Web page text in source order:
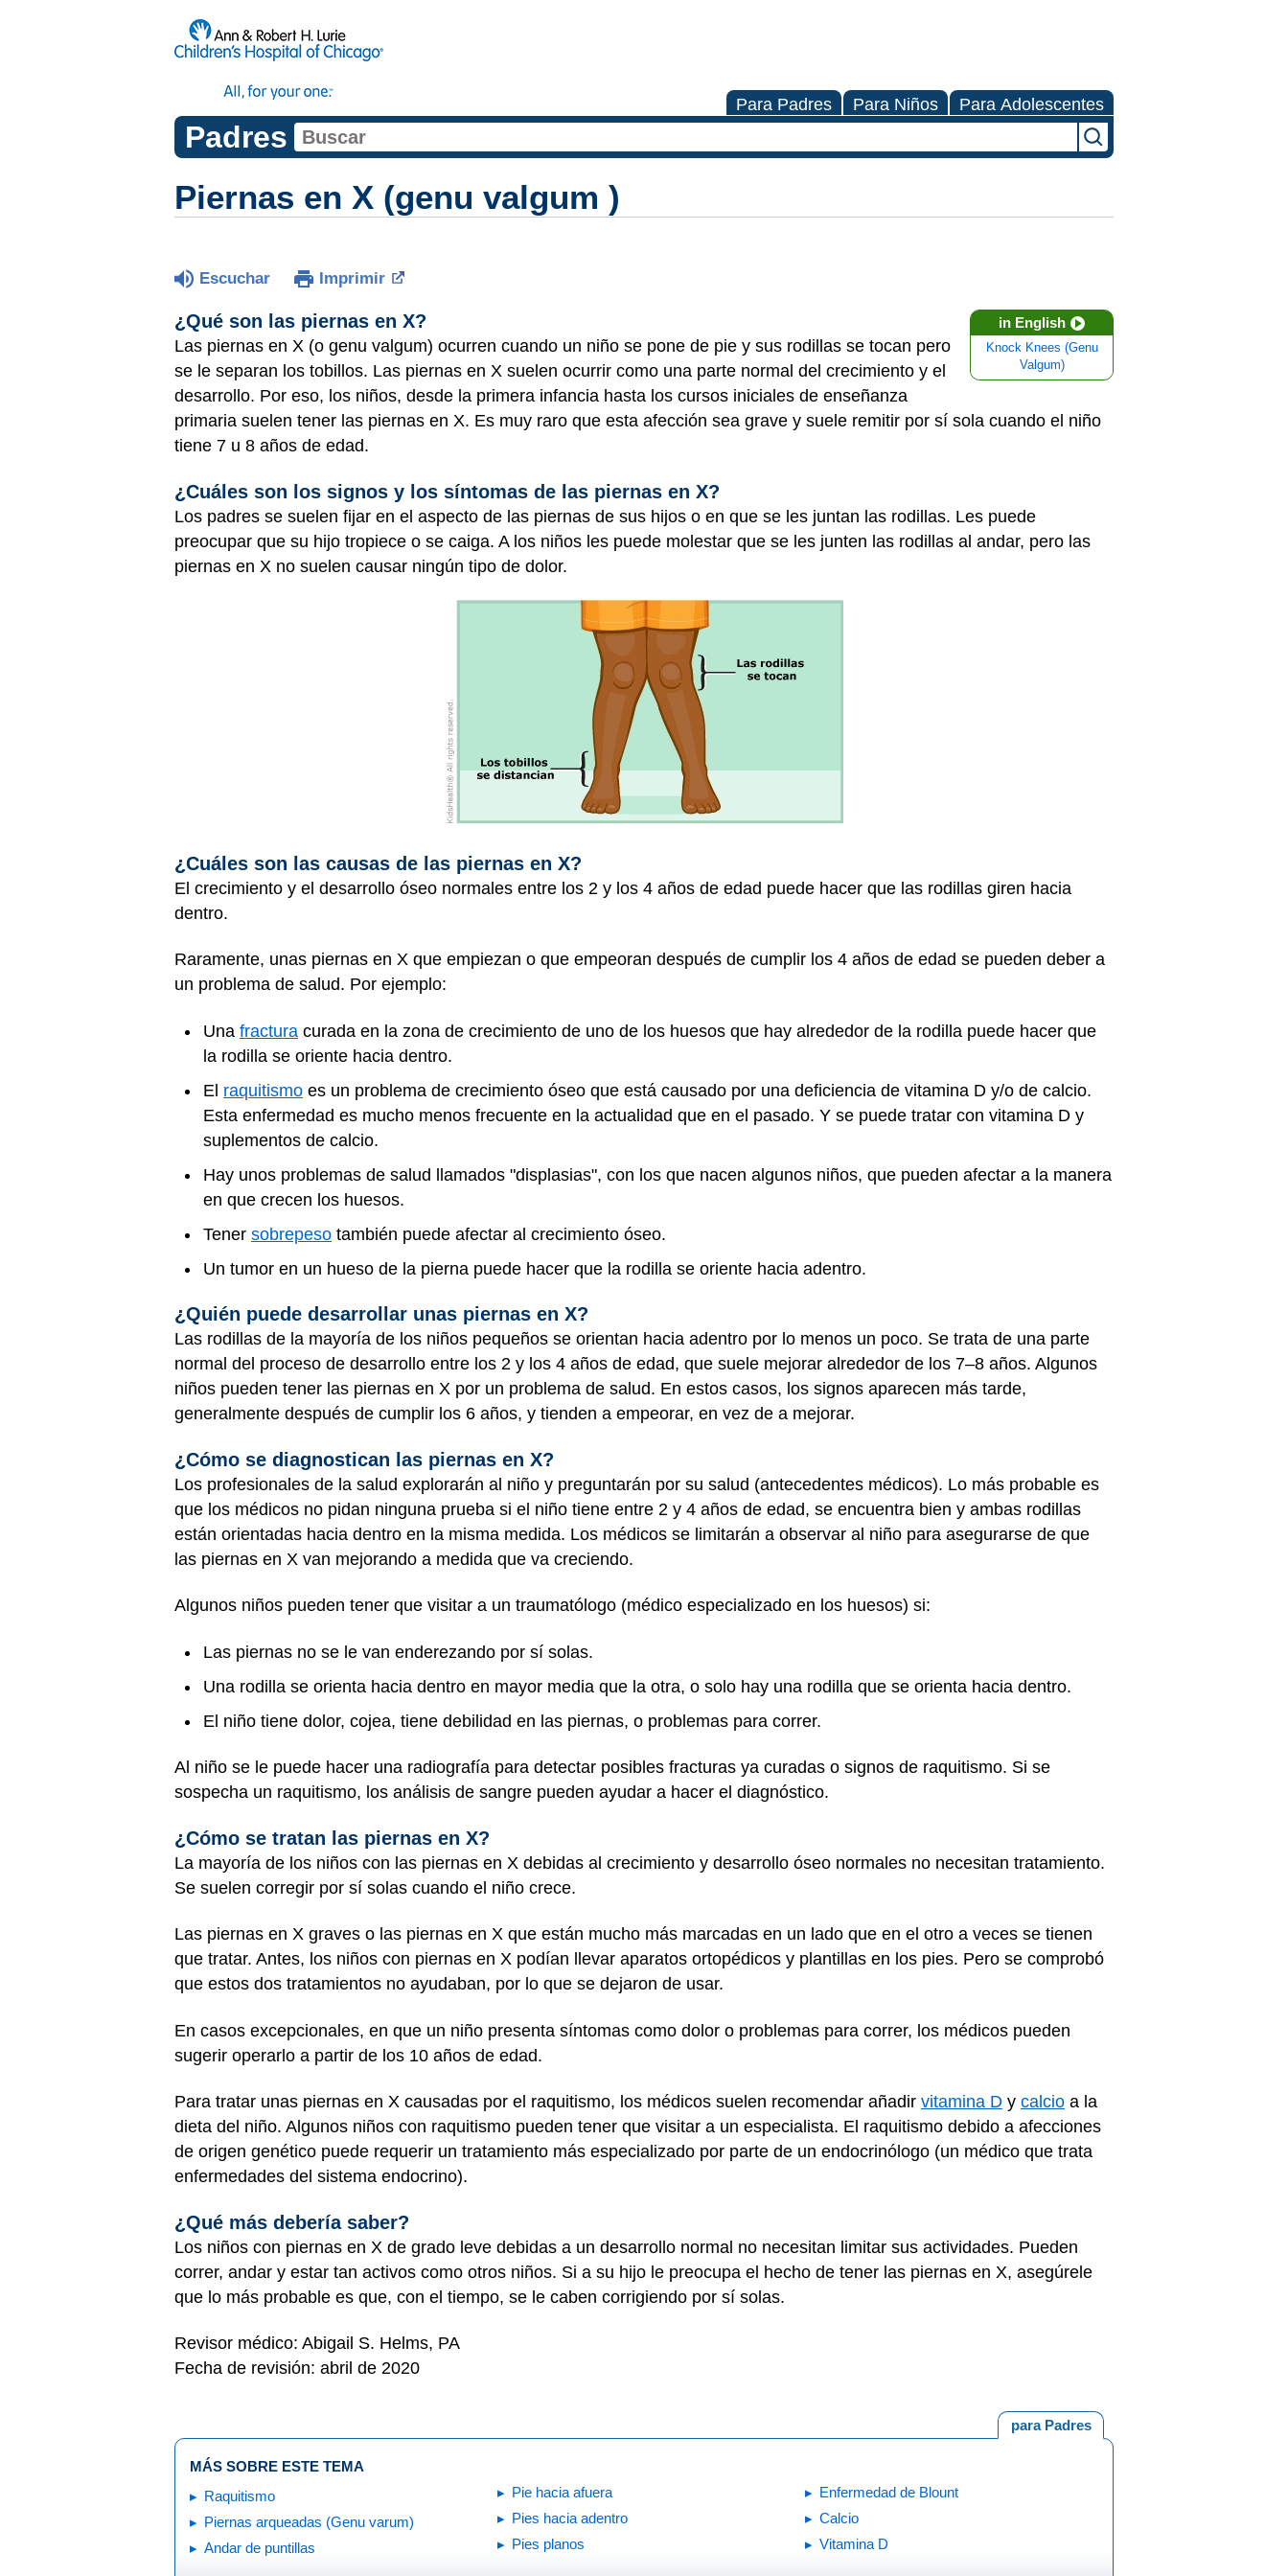
Para Padres Para Niños Para Adolescentes
Padres
Piernas en X (genu valgum )
Escuchar Imprimir
in English
Knock Knees (Genu
Valgum)
¿Qué son las piernas en X?
Las piernas en X (o genu valgum) ocurren cuando un niño se pone de pie y sus rodillas se tocan pero
se le separan los tobillos. Las piernas en X suelen ocurrir como una parte normal del crecimiento y el
desarrollo. Por eso, los niños, desde la primera infancia hasta los cursos iniciales de enseñanza
primaria suelen tener las piernas en X. Es muy raro que esta afección sea grave y suele remitir por sí sola cuando el niño
tiene 7 u 8 años de edad.
¿Cuáles son los signos y los síntomas de las piernas en X?
Los padres se suelen fijar en el aspecto de las piernas de sus hijos o en que se les juntan las rodillas. Les puede
preocupar que su hijo tropiece o se caiga. A los niños les puede molestar que se les junten las rodillas al andar, pero las
piernas en X no suelen causar ningún tipo de dolor.
¿Cuáles son las causas de las piernas en X?
El crecimiento y el desarrollo óseo normales entre los 2 y los 4 años de edad puede hacer que las rodillas giren hacia
dentro.
Raramente, unas piernas en X que empiezan o que empeoran después de cumplir los 4 años de edad se pueden deber a
un problema de salud. Por ejemplo:
Una fractura curada en la zona de crecimiento de uno de los huesos que hay alrededor de la rodilla puede hacer que
la rodilla se oriente hacia dentro.
El raquitismo es un problema de crecimiento óseo que está causado por una deficiencia de vitamina D y/o de calcio.
Esta enfermedad es mucho menos frecuente en la actualidad que en el pasado. Y se puede tratar con vitamina D y
suplementos de calcio.
Hay unos problemas de salud llamados "displasias", con los que nacen algunos niños, que pueden afectar a la manera
en que crecen los huesos.
Tener sobrepeso también puede afectar al crecimiento óseo.
Un tumor en un hueso de la pierna puede hacer que la rodilla se oriente hacia adentro.
¿Quién puede desarrollar unas piernas en X?
Las rodillas de la mayoría de los niños pequeños se orientan hacia adentro por lo menos un poco. Se trata de una parte
normal del proceso de desarrollo entre los 2 y los 4 años de edad, que suele mejorar alrededor de los 7–8 años. Algunos
niños pueden tener las piernas en X por un problema de salud. En estos casos, los signos aparecen más tarde,
generalmente después de cumplir los 6 años, y tienden a empeorar, en vez de a mejorar.
¿Cómo se diagnostican las piernas en X?
Los profesionales de la salud explorarán al niño y preguntarán por su salud (antecedentes médicos). Lo más probable es
que los médicos no pidan ninguna prueba si el niño tiene entre 2 y 4 años de edad, se encuentra bien y ambas rodillas
están orientadas hacia dentro en la misma medida. Los médicos se limitarán a observar al niño para asegurarse de que
las piernas en X van mejorando a medida que va creciendo.
Algunos niños pueden tener que visitar a un traumatólogo (médico especializado en los huesos) si:
Las piernas no se le van enderezando por sí solas.
Una rodilla se orienta hacia dentro en mayor media que la otra, o solo hay una rodilla que se orienta hacia dentro.
El niño tiene dolor, cojea, tiene debilidad en las piernas, o problemas para correr.
Al niño se le puede hacer una radiografía para detectar posibles fracturas ya curadas o signos de raquitismo. Si se
sospecha un raquitismo, los análisis de sangre pueden ayudar a hacer el diagnóstico.
¿Cómo se tratan las piernas en X?
La mayoría de los niños con las piernas en X debidas al crecimiento y desarrollo óseo normales no necesitan tratamiento.
Se suelen corregir por sí solas cuando el niño crece.
Las piernas en X graves o las piernas en X que están mucho más marcadas en un lado que en el otro a veces se tienen
que tratar. Antes, los niños con piernas en X podían llevar aparatos ortopédicos y plantillas en los pies. Pero se comprobó
que estos dos tratamientos no ayudaban, por lo que se dejaron de usar.
En casos excepcionales, en que un niño presenta síntomas como dolor o problemas para correr, los médicos pueden
sugerir operarlo a partir de los 10 años de edad.
Para tratar unas piernas en X causadas por el raquitismo, los médicos suelen recomendar añadir vitamina D y calcio a la
dieta del niño. Algunos niños con raquitismo pueden tener que visitar a un especialista. El raquitismo debido a afecciones
de origen genético puede requerir un tratamiento más especializado por parte de un endocrinólogo (un médico que trata
enfermedades del sistema endocrino).
¿Qué más debería saber?
Los niños con piernas en X de grado leve debidas a un desarrollo normal no necesitan limitar sus actividades. Pueden
correr, andar y estar tan activos como otros niños. Si a su hijo le preocupa el hecho de tener las piernas en X, asegúrele
que lo más probable es que, con el tiempo, se le caben corrigiendo por sí solas.
Revisor médico: Abigail S. Helms, PA
Fecha de revisión: abril de 2020
para Padres
MÁS SOBRE ESTE TEMA
Raquitismo
Piernas arqueadas (Genu varum)
Andar de puntillas
Pie hacia afuera
Pies hacia adentro
Pies planos
Enfermedad de Blount
Calcio
Vitamina D